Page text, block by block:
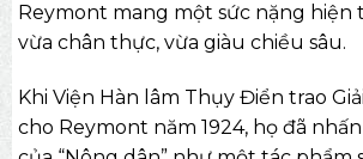
Reymont mang một sức nặng hiện
vừa chân thực, vừa giàu chiều sâu.
Khi Viện Hàn lâm Thụy Điển trao
cho Reymont năm 1924, họ đã